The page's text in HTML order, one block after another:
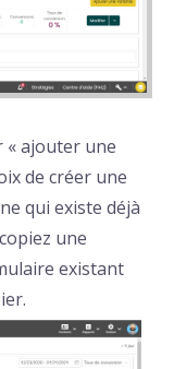
« ajouter une
de créer une
qui existe déjà
une
existant